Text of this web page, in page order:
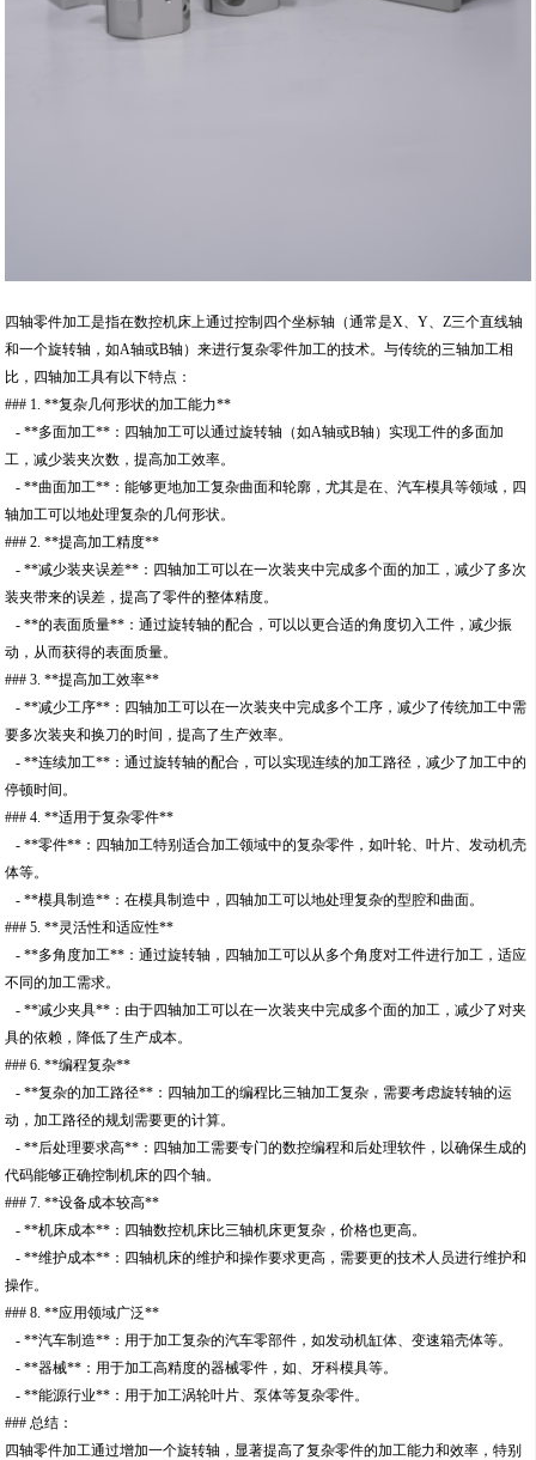
四轴零件加工是指在数控机床上通过控制四个坐标轴（通常是X、Y、Z三个直线轴
和一个旋转轴，如A轴或B轴）来进行复杂零件加工的技术。与传统的三轴加工相
比，四轴加工具有以下特点：
### 1. **复杂几何形状的加工能力**
- **多面加工**：四轴加工可以通过旋转轴（如A轴或B轴）实现工件的多面加
工，减少装夹次数，提高加工效率。
- **曲面加工**：能够更地加工复杂曲面和轮廓，尤其是在、汽车模具等领域，四
轴加工可以地处理复杂的几何形状。
### 2. **提高加工精度**
- **减少装夹误差**：四轴加工可以在一次装夹中完成多个面的加工，减少了多次
装夹带来的误差，提高了零件的整体精度。
- **的表面质量**：通过旋转轴的配合，可以以更合适的角度切入工件，减少振
动，从而获得的表面质量。
### 3. **提高加工效率**
- **减少工序**：四轴加工可以在一次装夹中完成多个工序，减少了传统加工中需
要多次装夹和换刀的时间，提高了生产效率。
- **连续加工**：通过旋转轴的配合，可以实现连续的加工路径，减少了加工中的
停顿时间。
### 4. **适用于复杂零件**
- **零件**：四轴加工特别适合加工领域中的复杂零件，如叶轮、叶片、发动机壳
体等。
- **模具制造**：在模具制造中，四轴加工可以地处理复杂的型腔和曲面。
### 5. **灵活性和适应性**
- **多角度加工**：通过旋转轴，四轴加工可以从多个角度对工件进行加工，适应
不同的加工需求。
- **减少夹具**：由于四轴加工可以在一次装夹中完成多个面的加工，减少了对夹
具的依赖，降低了生产成本。
### 6. **编程复杂**
- **复杂的加工路径**：四轴加工的编程比三轴加工复杂，需要考虑旋转轴的运
动，加工路径的规划需要更的计算。
- **后处理要求高**：四轴加工需要专门的数控编程和后处理软件，以确保生成的
代码能够正确控制机床的四个轴。
### 7. **设备成本较高**
- **机床成本**：四轴数控机床比三轴机床更复杂，价格也更高。
- **维护成本**：四轴机床的维护和操作要求更高，需要更的技术人员进行维护和
操作。
### 8. **应用领域广泛**
- **汽车制造**：用于加工复杂的汽车零部件，如发动机缸体、变速箱壳体等。
- **器械**：用于加工高精度的器械零件，如、牙科模具等。
- **能源行业**：用于加工涡轮叶片、泵体等复杂零件。
### 总结：
四轴零件加工通过增加一个旋转轴，显著提高了复杂零件的加工能力和效率，特别